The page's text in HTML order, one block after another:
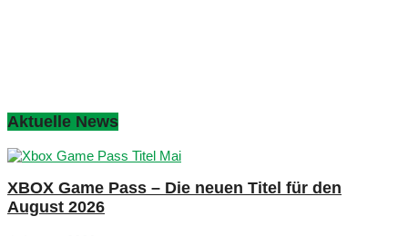
Aktuelle News
XBOX Game Pass – Die neuen Titel für den
August 2026